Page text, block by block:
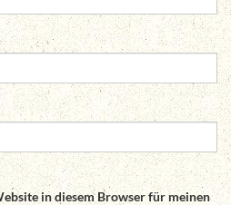
in diesem Browser für meinen